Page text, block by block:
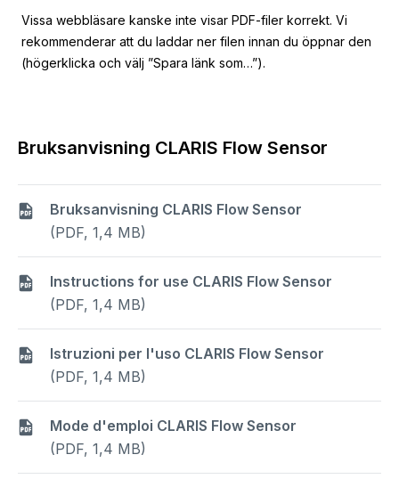
Vissa webbläsare kanske inte visar PDF-filer korrekt. Vi
rekommenderar att du laddar ner filen innan du öppnar den
(högerklicka och välj ”Spara länk som…”).
Bruksanvisning CLARIS Flow Sensor
Bruksanvisning CLARIS Flow Sensor
(PDF, 1,4 MB)
Instructions for use CLARIS Flow Sensor
(PDF, 1,4 MB)
Istruzioni per l'uso CLARIS Flow Sensor
(PDF, 1,4 MB)
Mode d'emploi CLARIS Flow Sensor
(PDF, 1,4 MB)